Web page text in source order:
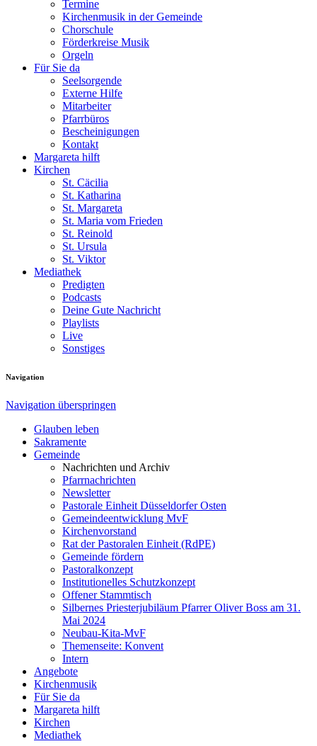
Termine
Kirchenmusik in der Gemeinde
Chorschule
Förderkreise Musik
Orgeln
Für Sie da
Seelsorgende
Externe Hilfe
Mitarbeiter
Pfarrbüros
Bescheinigungen
Kontakt
Margareta hilft
Kirchen
St. Cäcilia
St. Katharina
St. Margareta
St. Maria vom Frieden
St. Reinold
St. Ursula
St. Viktor
Mediathek
Predigten
Podcasts
Deine Gute Nachricht
Playlists
Live
Sonstiges
Navigation
Navigation überspringen
Glauben leben
Sakramente
Gemeinde
Nachrichten und Archiv
Pfarrnachrichten
Newsletter
Pastorale Einheit Düsseldorfer Osten
Gemeindeentwicklung MvF
Kirchenvorstand
Rat der Pastoralen Einheit (RdPE)
Gemeinde fördern
Pastoralkonzept
Institutionelles Schutzkonzept
Offener Stammtisch
Silbernes Priesterjubiläum Pfarrer Oliver Boss am 31.
Mai 2024
Neubau-Kita-MvF
Themenseite: Konvent
Intern
Angebote
Kirchenmusik
Für Sie da
Margareta hilft
Kirchen
Mediathek